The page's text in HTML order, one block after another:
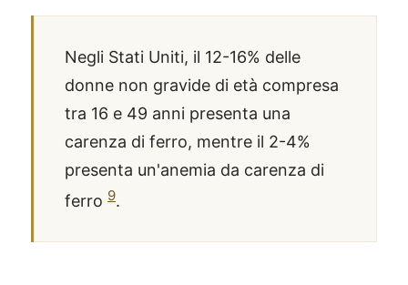
Negli Stati Uniti, il 12-16% delle
donne non gravide di età compresa
tra 16 e 49 anni presenta una
carenza di ferro, mentre il 2-4%
presenta un'anemia da carenza di
ferro 9.